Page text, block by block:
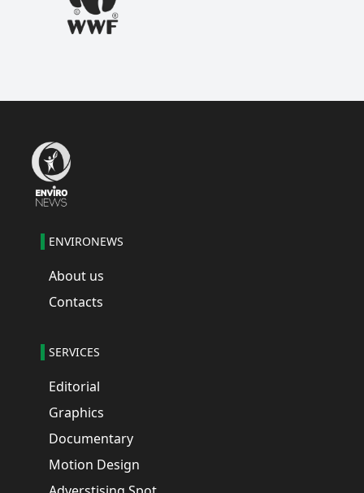
ENVIRONEWS
About us
Contacts
SERVICES
Editorial
Graphics
Documentary
Motion Design